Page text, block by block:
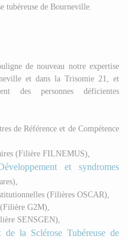
tubéreuse de Bourneville.
de nouveau notre expertise
et dans la Trisomie 21, et
des personnes déficientes
de Référence et de Compétence
(Filière FILNEMUS),
et syndromes
(Filières OSCAR),
G2M),
SENSGEN),
de la Sclérose Tubéreuse de